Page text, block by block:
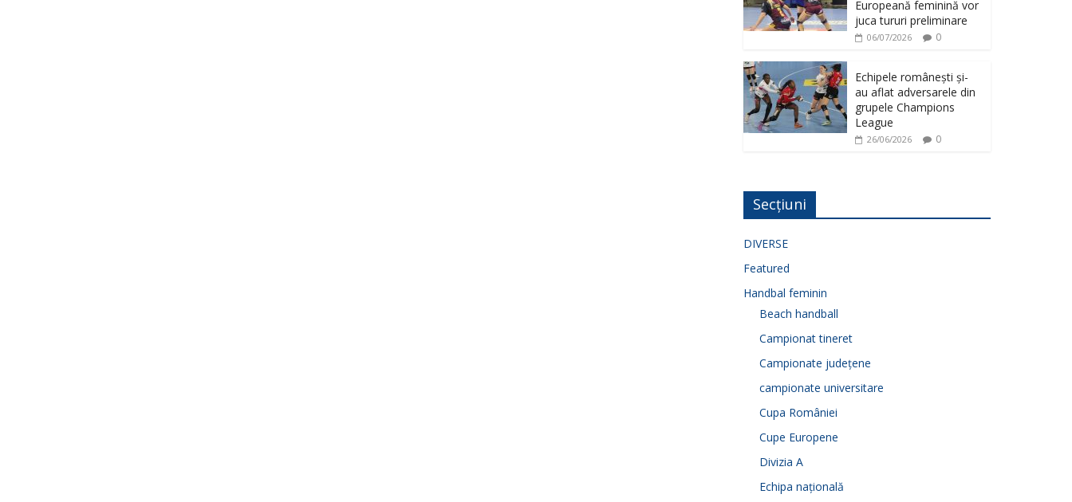
Europeană feminină vor
juca tururi preliminare
06/07/2026 0
Echipele românești și-
au aflat adversarele din
grupele Champions
League
26/06/2026 0
Secțiuni
DIVERSE
Featured
Handbal feminin
Beach handball
Campionat tineret
Campionate județene
campionate universitare
Cupa României
Cupe Europene
Divizia A
Echipa națională